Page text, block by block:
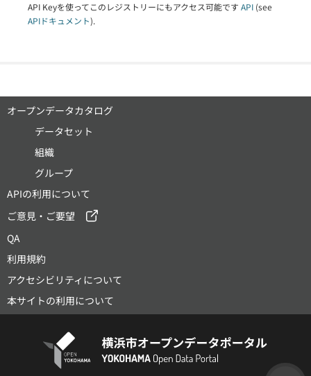
API Keyを使ってこのレジストリーにもアクセス可能です API (see
APIドキュメント).
オープンデータカタログ
データセット
組織
グループ
APIの利用について
ご意見・ご要望
QA
利用規約
アクセシビリティについて
本サイトの利用について